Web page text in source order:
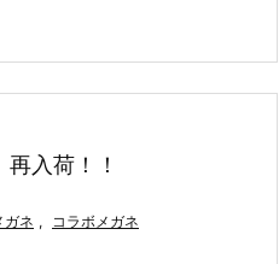
入荷！！
ガネ , コラボメガネ